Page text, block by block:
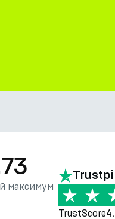
максимум
TrustScore